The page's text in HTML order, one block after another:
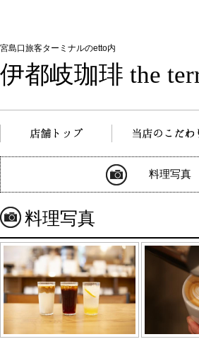
宮島口旅客ターミナルのetto内
伊都岐珈琲 the
料理写真
料理写真